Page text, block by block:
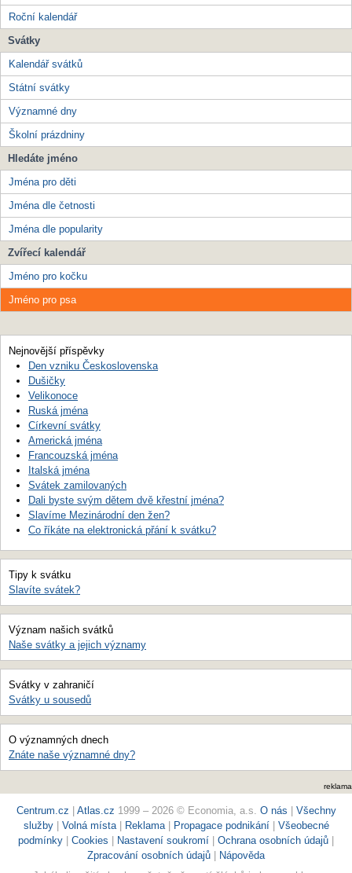
Roční kalendář
Svátky
Kalendář svátků
Státní svátky
Významné dny
Školní prázdniny
Hledáte jméno
Jména pro děti
Jména dle četnosti
Jména dle popularity
Zvířecí kalendář
Jméno pro kočku
Jméno pro psa
Nejnovější příspěvky
Den vzniku Československa
Dušičky
Velikonoce
Ruská jména
Církevní svátky
Americká jména
Francouzská jména
Italská jména
Svátek zamilovaných
Dali byste svým dětem dvě křestní jména?
Slavíme Mezinárodní den žen?
Co říkáte na elektronická přání k svátku?
Tipy k svátku
Slavíte svátek?
Význam našich svátků
Naše svátky a jejich významy
Svátky v zahraničí
Svátky u sousedů
O významných dnech
Znáte naše významné dny?
reklama
Centrum.cz Atlas.cz 1999 – 2026 © Economia, a.s. O nás
Všechny
služby
Volná místa| Reklama Propagace podnikání| Všeobecné
podmínky
Cookies Nastavení soukromí Ochrana osobních údajů
Zpracování osobních údajů
Nápověda